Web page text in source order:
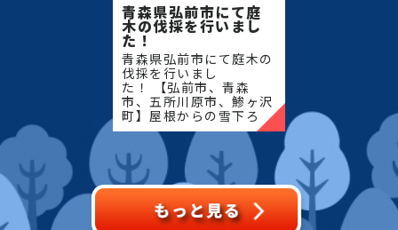
青森県弘前市にて庭
木の伐採を行いまし
た！
青森県弘前市にて庭木の
伐採を行いまし
た！ 【弘前市、青森
市、五所川原市、鯵ヶ沢
町】屋根からの雪下ろ
し・除雪・排雪などの作
業もお任せください！地
域密着で伐採・抜根・剪
定・草刈りなどのお庭の
こと、造園・